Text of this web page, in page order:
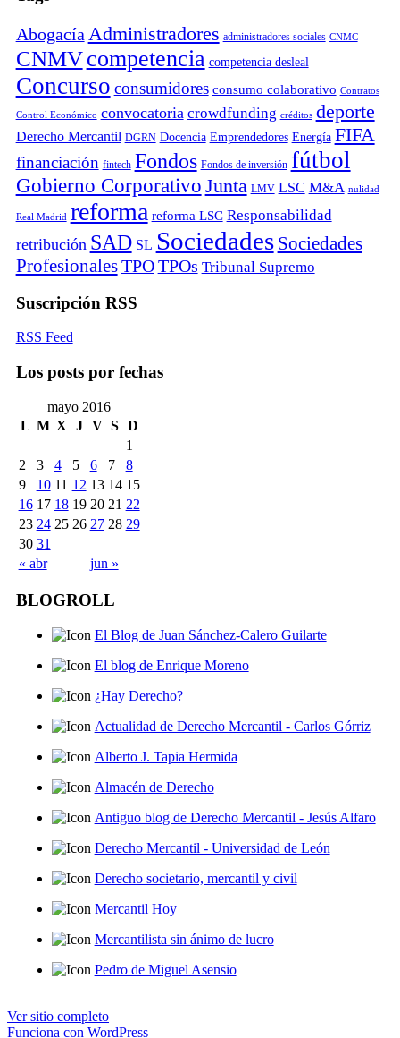
Abogacía Administradores administradores sociales CNMC
CNMV competencia competencia desleal
Concurso consumidores consumo colaborativo Contratos
Control Económico convocatoria crowdfunding créditos deporte
Derecho Mercantil DGRN Docencia Emprendedores Energía FIFA
financiación fintech Fondos Fondos de inversión fútbol
Gobierno Corporativo Junta LMV LSC M&A nulidad
Real Madrid reforma reforma LSC Responsabilidad
retribución SAD SL Sociedades Sociedades
Profesionales TPO TPOs Tribunal Supremo
Suscripción RSS
RSS Feed
Los posts por fechas
mayo 2016
L M X J V S D
« abr jun »
1
2
3 4 5 6 7
8
9
10 11 12 13 14 15
16 17 18 19 20 21 22
23 24 25 26 27 28 29
30 31
BLOGROLL
El Blog de Juan Sánchez-Calero Guilarte
El blog de Enrique Moreno
¿Hay Derecho?
Actualidad de Derecho Mercantil - Carlos Górriz
Alberto J. Tapia Hermida
Almacén de Derecho
Antiguo blog de Derecho Mercantil - Jesús Alfaro
Derecho Mercantil - Universidad de León
Derecho societario, mercantil y civil
Mercantil Hoy
Mercantilista sin ánimo de lucro
Pedro de Miguel Asensio
Ver sitio completo
Funciona con WordPress